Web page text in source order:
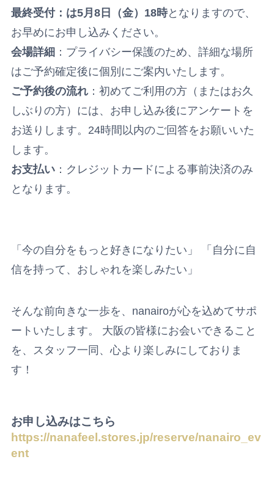
最終受付：は5月8日（金）18時となりますので、
お早めにお申し込みください。
会場詳細 ：プライバシー保護のため、詳細な場所
はご予約確定後に個別にご案内いたします。
ご予約後の流れ：初めてご利用の方（またはお久
しぶりの方）には、お申し込み後にアンケートを
お送りします。24時間以内のご回答をお願いいた
します。
お支払い：クレジットカードによる事前決済のみ
となります。
「今の自分をもっと好きになりたい」 「自分に自
信を持って、おしゃれを楽しみたい」
そんな前向きな一歩を、nanairoが心を込めてサポ
ートいたします。 大阪の皆様にお会いできること
を、スタッフ一同、心より楽しみにしておりま
す！
お申し込みはこちら
https://nanafeel.stores.jp/reserve/nanairo_ev
ent